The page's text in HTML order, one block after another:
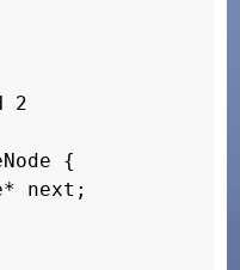
== 0 ? 1 : 0;
s, int
s->leftTop)
pos);
enqueue,
< QUEUE_LENGTH +
dequeue,
进7个，退2个，进7个，
2
{
next;